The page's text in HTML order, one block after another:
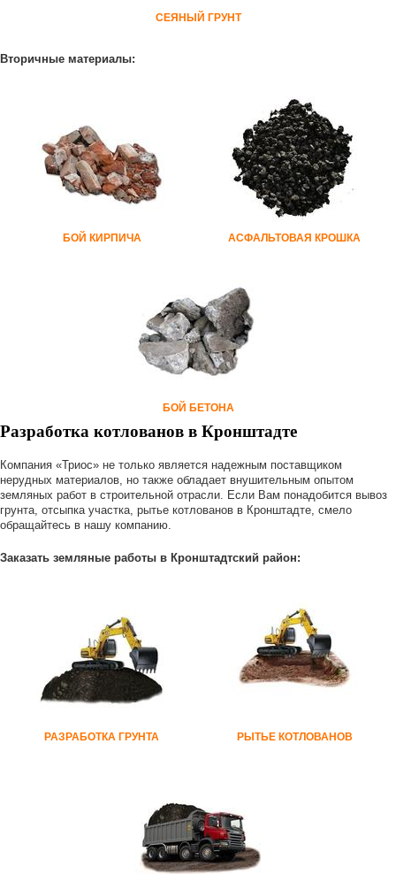
СЕЯНЫЙ ГРУНТ
Вторичные материалы:
БОЙ КИРПИЧА АСФАЛЬТОВАЯ КРОШКА
БОЙ БЕТОНА
Разработка котлованов в Кронштадте
Компания «Триос» не только является надежным поставщиком
нерудных материалов, но также обладает внушительным опытом
земляных работ в строительной отрасли. Если Вам понадобится вывоз
грунта, отсыпка участка, рытье котлованов в Кронштадте, смело
обращайтесь в нашу компанию.
Заказать земляные работы в Кронштадтский район:
РАЗРАБОТКА ГРУНТА РЫТЬЕ КОТЛОВАНОВ